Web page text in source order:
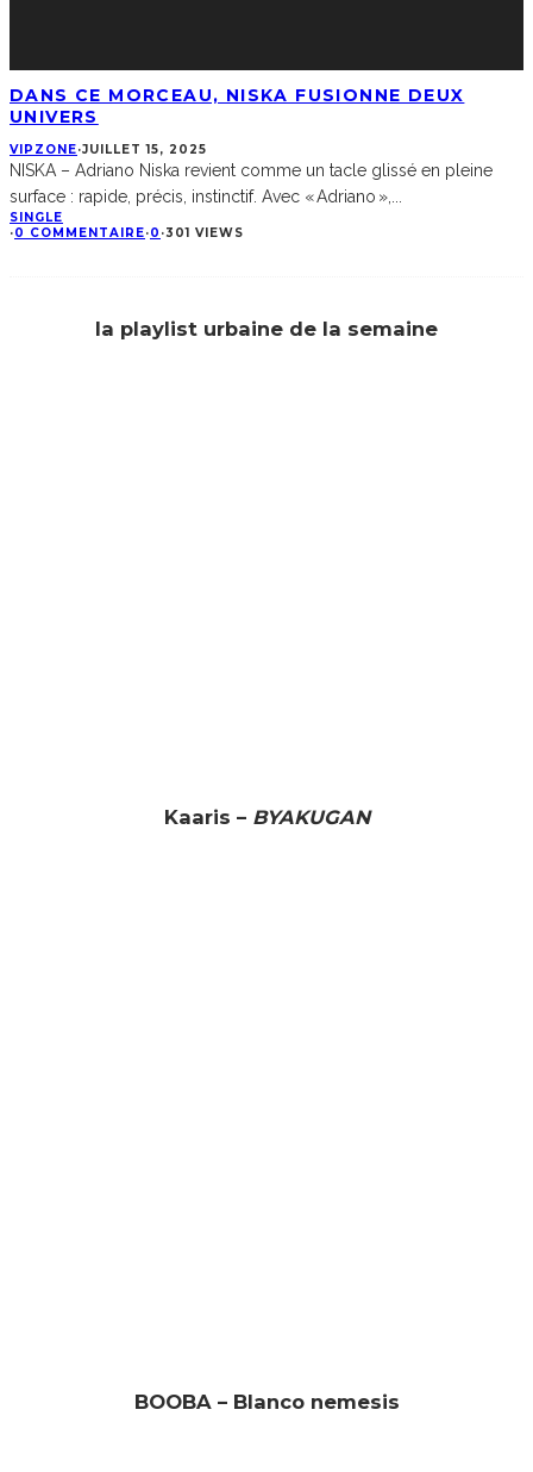
DANS CE MORCEAU, NISKA FUSIONNE DEUX
UNIVERS
VIPZONE·JUILLET 15, 2025
NISKA – Adriano Niska revient comme un tacle glissé en pleine
surface : rapide, précis, instinctif. Avec « Adriano »,
SINGLE
·0 COMMENTAIRE·0 ·301 VIEWS
la playlist urbaine de la semaine
Kaaris – BYAKUGAN
BOOBA – Blanco nemesis